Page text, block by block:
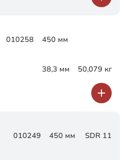
010258 450 мм
38,3 мм 50,079 кг
010249 450 мм SDR 11